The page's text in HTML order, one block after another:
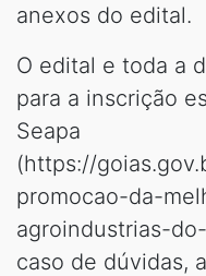
anexos do edital.
O edital e toda a
para a inscrição
Seapa
(https://
promocao-da-
agroindustrias-
caso de dúvidas,